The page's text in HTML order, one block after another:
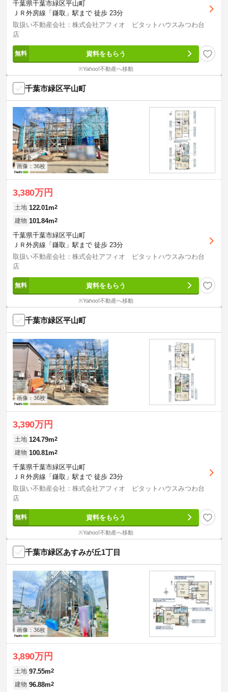
千葉県千葉市緑区平山町
ＪＲ外房線「鎌取」駅まで 徒歩 23分
取扱い不動産会社：株式会社アフィオ ピタットハウスみつわ台
店
資料をもらう
※Yahoo!不動産へ移動
千葉市緑区平山町
画像：36枚
3,380万円
土地 122.01m2
建物 101.84m2
千葉県千葉市緑区平山町
ＪＲ外房線「鎌取」駅まで 徒歩 23分
取扱い不動産会社：株式会社アフィオ ピタットハウスみつわ台
店
資料をもらう
※Yahoo!不動産へ移動
千葉市緑区平山町
画像：36枚
3,390万円
土地 124.79m2
建物 100.81m2
千葉県千葉市緑区平山町
ＪＲ外房線「鎌取」駅まで 徒歩 23分
取扱い不動産会社：株式会社アフィオ ピタットハウスみつわ台
店
資料をもらう
※Yahoo!不動産へ移動
千葉市緑区あすみが丘1丁目
画像：36枚
3,890万円
土地 97.55m2
建物 96.88m2